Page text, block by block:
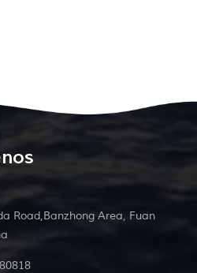
Road,Banzhong Area, Fuan